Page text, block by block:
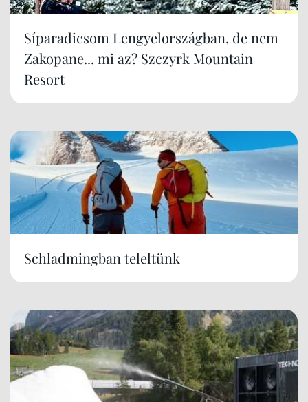
Síparadicsom Lengyelországban, de nem
Zakopane... mi az? Szczyrk Mountain
Resort
Schladmingban teleltünk